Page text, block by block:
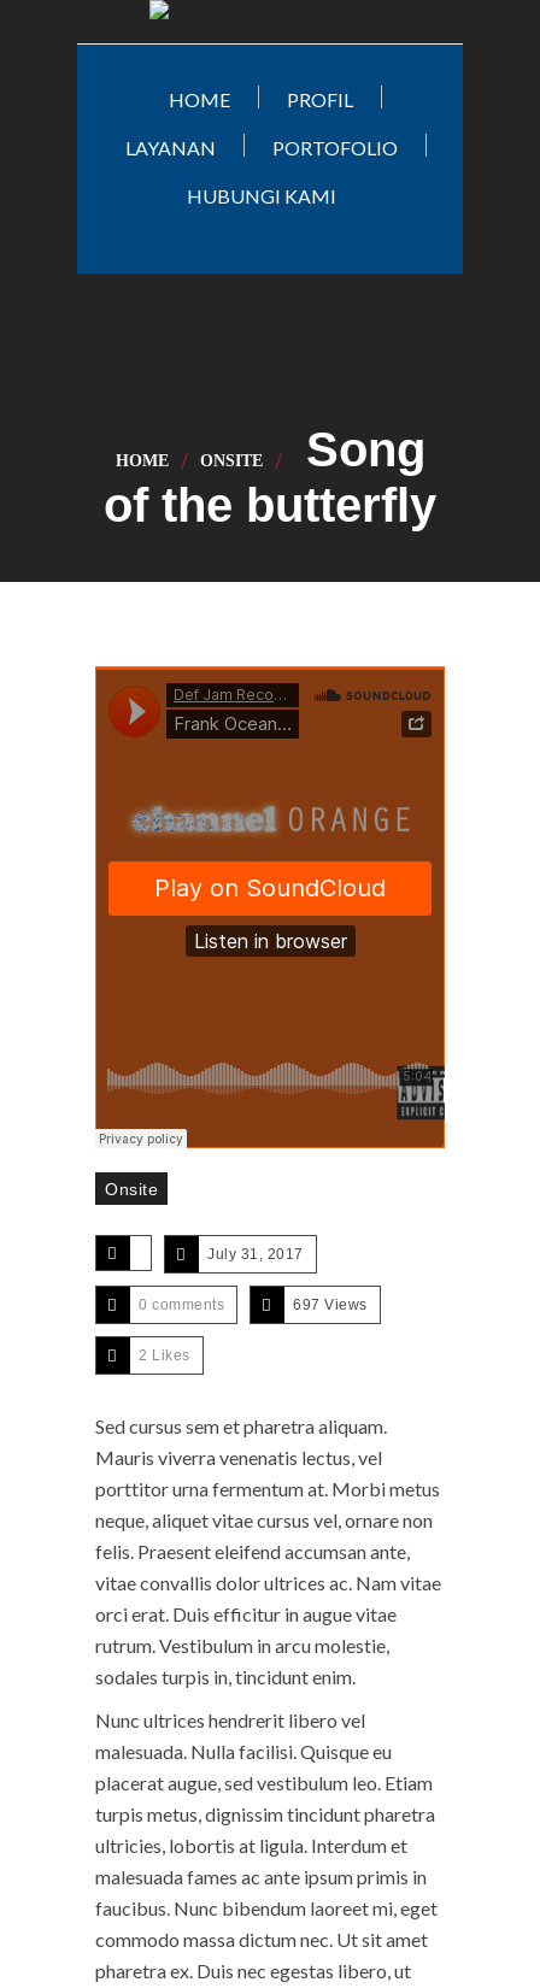
HOME PROFIL
LAYANAN PORTOFOLIO
HUBUNGI KAMI
HOME ONSITE
Song
of the butterfly
Onsite
July 31, 2017
0 comments 697 Views
2 Likes
Sed cursus sem et pharetra aliquam.
Mauris viverra venenatis lectus, vel
porttitor urna fermentum at. Morbi metus
neque, aliquet vitae cursus vel, ornare non
felis. Praesent eleifend accumsan ante,
vitae convallis dolor ultrices ac. Nam vitae
orci erat. Duis efficitur in augue vitae
rutrum. Vestibulum in arcu molestie,
sodales turpis in, tincidunt enim.
Nunc ultrices hendrerit libero vel
malesuada. Nulla facilisi. Quisque eu
placerat augue, sed vestibulum leo. Etiam
turpis metus, dignissim tincidunt pharetra
ultricies, lobortis at ligula. Interdum et
malesuada fames ac ante ipsum primis in
faucibus. Nunc bibendum laoreet mi, eget
commodo massa dictum nec. Ut sit amet
pharetra ex. Duis nec egestas libero, ut